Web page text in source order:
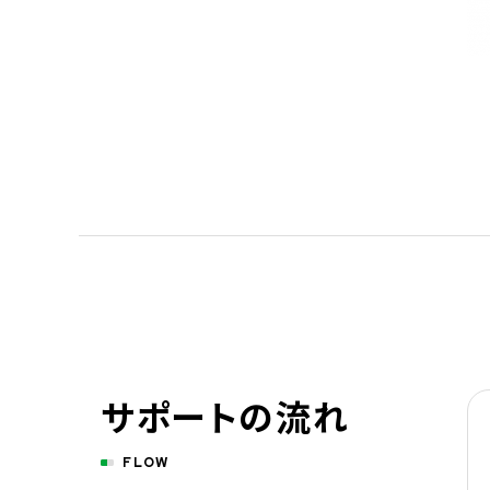
サポートの流れ
FLOW